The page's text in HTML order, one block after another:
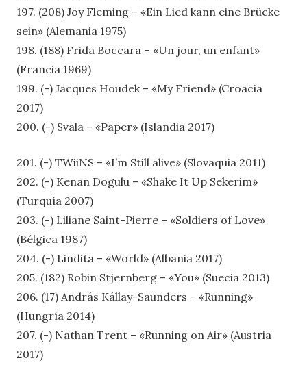
197. (208) Joy Fleming – «Ein Lied kann eine Brücke
sein» (Alemania 1975)
198. (188) Frida Boccara – «Un jour, un enfant»
(Francia 1969)
199. (-) Jacques Houdek – «My Friend» (Croacia
2017)
200. (-) Svala – «Paper» (Islandia 2017)
201. (-) TWiiNS – «I’m Still alive» (Slovaquia 2011)
202. (-) Kenan Dogulu – «Shake It Up Sekerim»
(Turquía 2007)
203. (-) Liliane Saint-Pierre – «Soldiers of Love»
(Bélgica 1987)
204. (-) Lindita – «World» (Albania 2017)
205. (182) Robin Stjernberg – «You» (Suecia 2013)
206. (17) András Kállay-Saunders – «Running»
(Hungría 2014)
207. (-) Nathan Trent – «Running on Air» (Austria
2017)